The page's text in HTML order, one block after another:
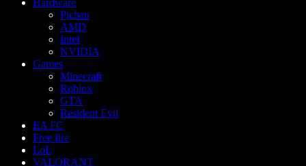
Hardware
Pichau
AMD
Intel
NVIDIA
Games
Minecraft
Roblox
GTA
Resident Evil
EA FC
Free fire
LoL
VALORANT